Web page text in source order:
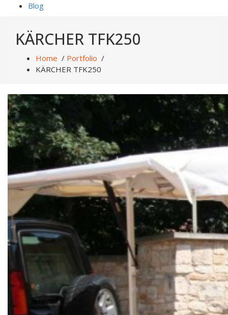
Blog
KÄRCHER TFK250
Home / Portfolio /
KÄRCHER TFK250